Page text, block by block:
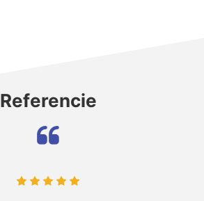
Referencie